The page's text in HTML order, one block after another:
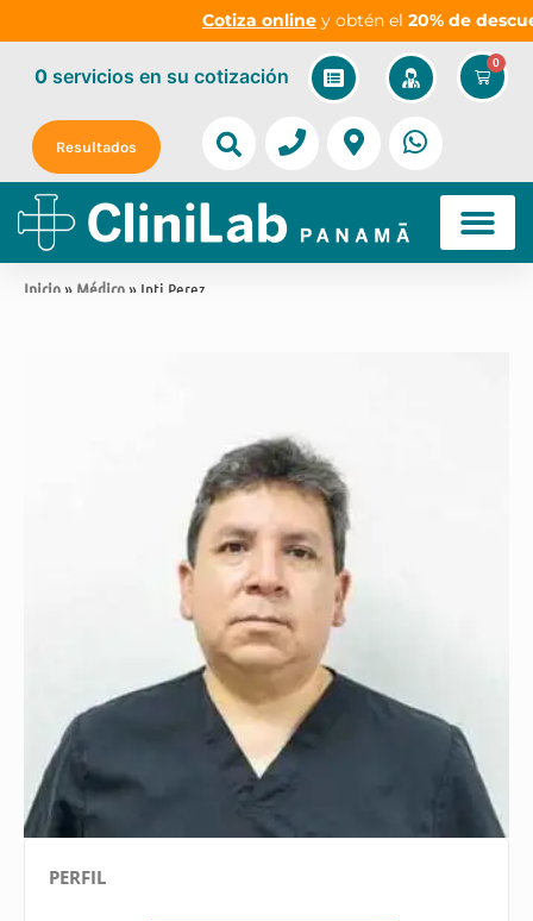
Cotiza onliney obtén el20% de
0
0servicios en su cotización
Resultados
Inicio» Médico» Inti Perez
PERFIL